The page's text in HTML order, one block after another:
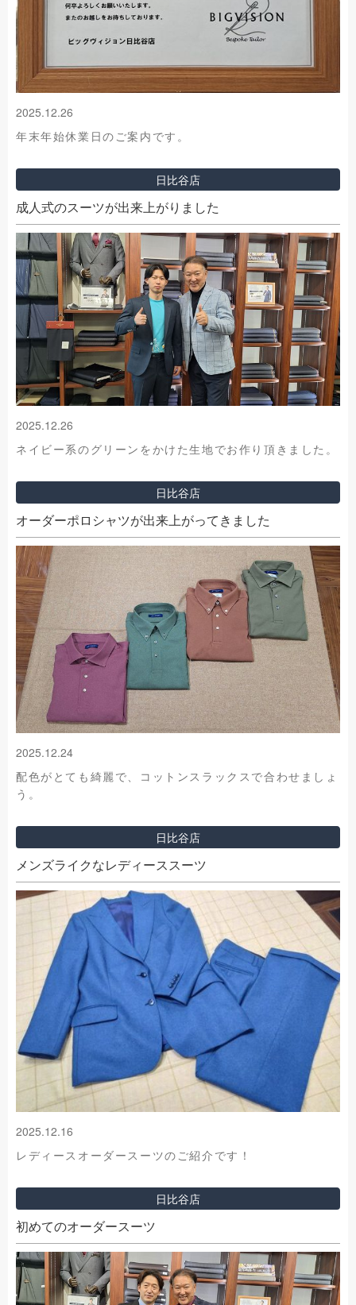
2025.12.26
年末年始休業日のご案内です。
日比谷店
成人式のスーツが出来上がりました
2025.12.26
ネイビー系のグリーンをかけた生地でお作り頂きました。
日比谷店
オーダーポロシャツが出来上がってきました
2025.12.24
配色がとても綺麗で、コットンスラックスで合わせましょ
う。
日比谷店
メンズライクなレディーススーツ
2025.12.16
レディースオーダースーツのご紹介です！
日比谷店
初めてのオーダースーツ